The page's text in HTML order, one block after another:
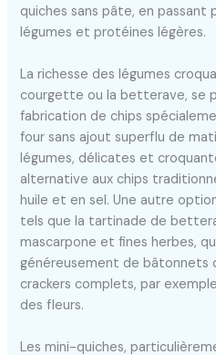
quiches sans pâte, en
légumes et protéines légères.
La richesse des légumes
courgette ou la betterave, se
fabrication de chips
four sans ajout superflu de
légumes, délicates et
alternative aux chips
huile et en sel. Une autre
tels que la tartinade de
mascarpone et fines herbes,
généreusement de bâtonnets
crackers complets, par
des fleurs.
Les mini-quiches,